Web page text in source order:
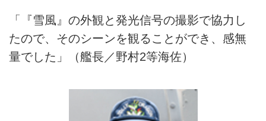
「『雪風』の外観と発光信号の撮影で協力し
たので、そのシーンを観ることができ、感無
量でした」（艦長／野村2等海佐）